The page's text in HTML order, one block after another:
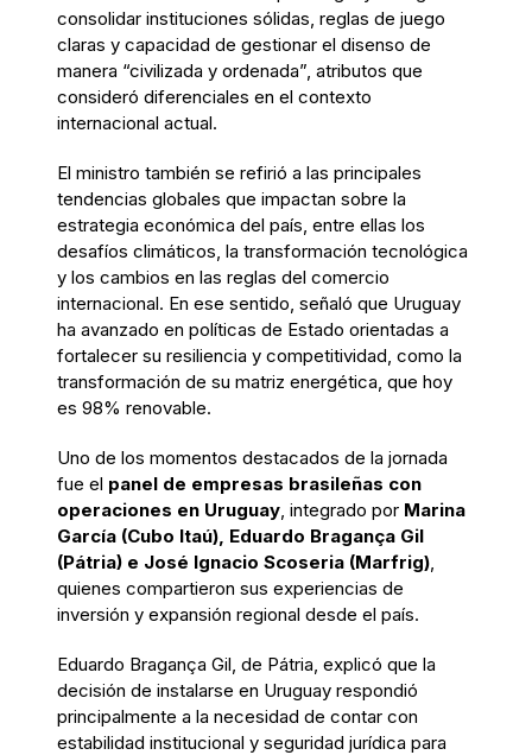
consolidar instituciones sólidas, reglas de juego
claras y capacidad de gestionar el disenso de
manera “civilizada y ordenada”, atributos que
consideró diferenciales en el contexto
internacional actual.
El ministro también se refirió a las principales
tendencias globales que impactan sobre la
estrategia económica del país, entre ellas los
desafíos climáticos, la transformación tecnológica
y los cambios en las reglas del comercio
internacional. En ese sentido, señaló que Uruguay
ha avanzado en políticas de Estado orientadas a
fortalecer su resiliencia y competitividad, como la
transformación de su matriz energética, que hoy
es 98% renovable.
Uno de los momentos destacados de la jornada
fue el panel de empresas brasileñas con
operaciones en Uruguay, integrado por Marina
García (Cubo Itaú), Eduardo Bragança Gil
(Pátria) e José Ignacio Scoseria (Marfrig),
quienes compartieron sus experiencias de
inversión y expansión regional desde el país.
Eduardo Bragança Gil, de Pátria, explicó que la
decisión de instalarse en Uruguay respondió
principalmente a la necesidad de contar con
estabilidad institucional y seguridad jurídica para